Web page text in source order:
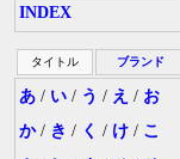
INDEX
タイトル ブランド
あ / い / う / え / お
か/ き / く / け / こ